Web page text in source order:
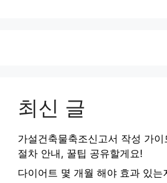
최신 글
가설건축물축조신고서 작성 가
절차 안내, 꿀팁 공유할게요!
다이어트 몇 개월 해야 효과 있는